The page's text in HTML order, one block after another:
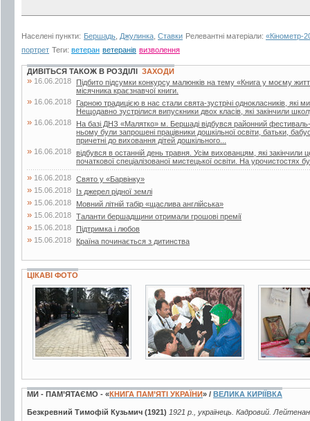
Населені пункти: Бершадь Джулинка Ставки Релевантні матеріали: «Кінометр-
портрет Теги: ветеран ветеранів визволення
ДИВІТЬСЯ ТАКОЖ В РОЗДІЛІ ЗАХОДИ
» 16.06.2018
Підбито підсумки конкурсу малюнків на тему «Книга у моєму
місячника краєзнавчої книги.
» 16.06.2018
Гарною традицією в нас стали свята-зустрічі однокласників, які
Нещодавно зустрілися випускники двох класів, які закінчили
» 16.06.2018
На базі ДНЗ «Малятко» м. Бершаді відбувся районний
ньому були запрошені працівники дошкільної освіти, батьки,
причетні до виховання дітей дошкільного...
» 16.06.2018 відбувся в останній день травня. Усім вихованцям, які
початкової спеціалізованої мистецької освіти. На урочистостях
» 16.06.2018 Свято у «Барвінку»
» 15.06.2018 Із джерел рідної землі
» 15.06.2018 Мовний літній табір «щаслива англійська»
» 15.06.2018 Таланти бершадщини отримали грошові премії
» 15.06.2018 Підтримка і любов
» 15.06.2018 Країна починається з дитинства
ЦІКАВІ ФОТО
3 фото 4 фото 8 фото
МИ - ПАМ’ЯТАЄМО - «КНИГА ПАМ’ЯТІ УКРАЇНИ» / ВЕЛИКА КИРІЇВКА
Безкревний Тимофій Кузьмич (1921) 1921 р., українець. Кадровий.